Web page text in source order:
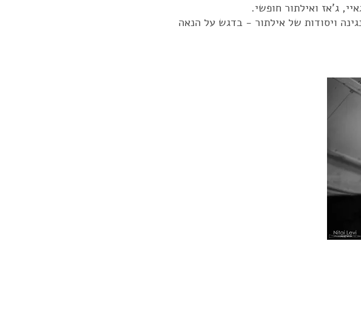
ג'אז ואילתור חופשי.
ויסודות של אילתור - בדגש על הנאה